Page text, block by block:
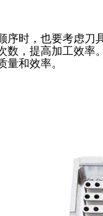
序时，也要考虑刀
数，提高加工效
和效率。